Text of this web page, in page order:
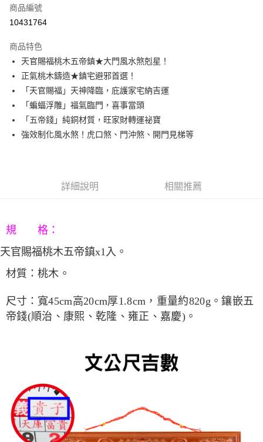
信用卡分期付款
合作金庫商業銀行
華南商業銀行
彰化商業銀行
上海商業儲蓄銀行
國泰世華商業銀行
兆豐國際商業銀行
臺灣中小企業銀行
台中商業銀行
匯豐（台灣）商業銀行
華泰商業銀行
聯邦商業銀行
遠東國際商業銀行
元大商業銀行
永豐商業銀行
6 期 0 利率 每期
華南商業銀行
上海商業儲蓄銀行
台北富邦商業銀行
國泰世華商業銀行
兆豐國際商業銀行
臺灣中小企業銀行
台中商業銀行
匯豐（台灣）商業銀行
華泰商業銀行
台新國際商業銀行
中國信託商業銀行
台灣樂天信用卡公司
12 期 0 利率 每期 NT$140
合作金庫商業銀行
第一商業銀行
上海商業儲蓄銀行
台北富邦商業銀行
國泰世華商業銀行
兆豐國際商業銀行
臺灣中小企業銀行
台中商業銀行
玉山商業銀行
星展（台灣）商業銀行
LINE Pay
Apple Pay
街口支付
【關於「AFTEE先享後付」】
AFTEE先享後付是「在收到商品之後才付款」的支付方式。 讓您購物簡單
便利好安心！
１．簡單：不需註冊會員、不需綁卡、不需儲值。
２．便利：只要手機號碼，簡訊認證，即可結帳。
３．安心：先確認商品／服務後，再付款。
【「AFTEE先享後付」結帳流程】
１．於結帳方式選擇「AFTEE先享後付」後，將跳轉至「AFTEE先享後付」
結帳頁面，進行簡訊認證並確認金額後，即可完成結帳。
ATM／網路銀行／等多元方式進行付款，方視為交易完成。
※ 請注意：結帳手續完成當下不需立刻繳費，但若您需要取消訂單，請聯絡
購買商品的店家。未經商家同意取消之訂單仍視為有效，需透過AFTEE先享
後付繳納相關費用。
※ 交易是否成功請以「AFTEE先享後付 」之結帳頁面顯示為準，若有關於
是否繳費成功／繳費後需取消欲退款等相關疑問，請聯繫「AFTEE先享後付
客戶支援中心」https://netprotections.freshdesk.com/support/home
【注意事項】
ATM付款
每筆NT$80，滿NT$800(含以上)免運費
商品編號
10431764
商品特色
天官賜福桃木五帝鎮★大門風水煞剋星！
正氣桃木鑄造★鎮宅避邪首選！
「天官賜福」天神降臨，庇護家宅納吉運
「蝙蝠浮雕」福氣臨門，喜事當頭
「五帝錢」純銅材質，旺家財轉運祕寶
強效制化風水煞！虎口煞、門沖煞、開門見梯等
詳細說明 相關推薦
規 格：
天官賜福桃木五帝鎮x1入 。
材質： 桃木 。
尺寸： 寬45cm高20cm厚1.8cm ，重量約820g 。鑲嵌五
帝錢(順治、康熙、乾隆、雍正、嘉慶) 。